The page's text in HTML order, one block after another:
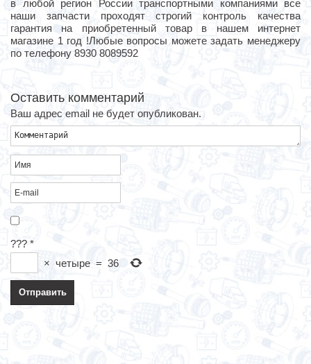
в любой регион России транспортными компаниями все
наши запчасти проходят строгий контроль качества
гарантия на приобретенный товар в нашем интернет
магазине 1 год !Любые вопросы можете задать менеджеру
по телефону 8930 8089592
Оставить комментарий
Ваш адрес email не будет опубликован.
??? *
× четыре = 36